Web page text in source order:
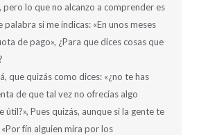
pero lo que no alcanzo a comprender es
palabra si me indicas: «En unos meses
de pago», ¿Para que dices cosas que
que quizás como dices: «¿no te has
de que tal vez no ofrecías algo
útil?», Pues quizás, aunque si la gente te
fín alguien mira por los